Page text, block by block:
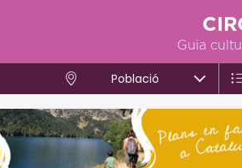
Guia
Població